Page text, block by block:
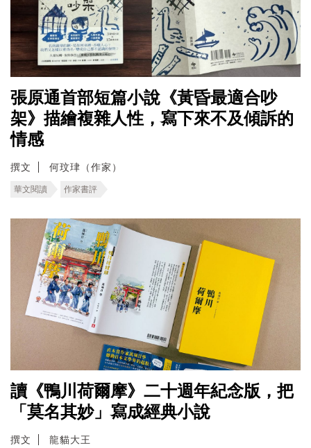
張原通首部短篇小說《黃昏最適合吵
架》描繪複雜人性，寫下來不及傾訴的
情感
撰文 何玟珒（作家）
華文閱讀 作家書評
讀《鴨川荷爾摩》二十週年紀念版，把
「莫名其妙」寫成經典小說
撰文 龍貓大王